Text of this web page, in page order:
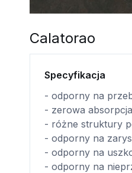
Calatorao
Specyfikacja
- odporny na
- zerowa
- różne struktury
- odporny na
- odporny na
- odporny na